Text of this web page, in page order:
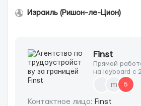
Израиль (Ришон-ле-Цион)
Finst
Прямой
на layboard с
m 5
Контактное лицо: Finst